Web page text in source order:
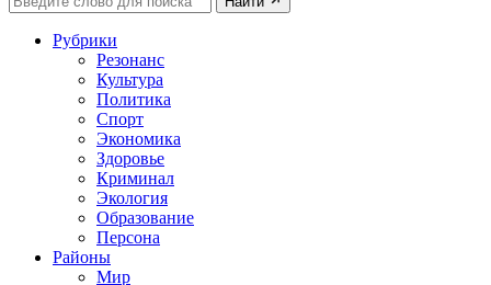
Рубрики
Резонанс
Культура
Политика
Спорт
Экономика
Здоровье
Криминал
Экология
Образование
Персона
Районы
Мир